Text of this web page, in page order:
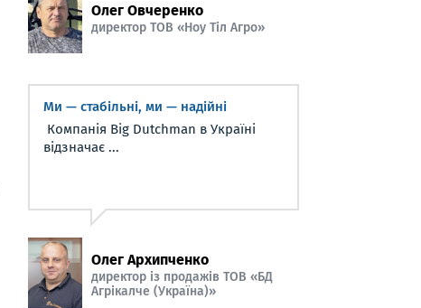
Олег Овчеренко
директор ТОВ «Ноу Тіл Агро»
Ми — стабільні, ми — надійні
Компанія Big Dutchman в Україні
відзначає ...
Олег Архипченко
директор із продажів ТОВ «БД
Агрікалче (Україна)»